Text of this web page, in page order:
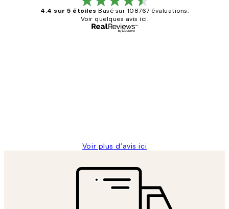
4.4 sur 5 étoiles Basé sur 108767 évaluations.
Voir quelques avis ici.
Voir plus d’avis ici